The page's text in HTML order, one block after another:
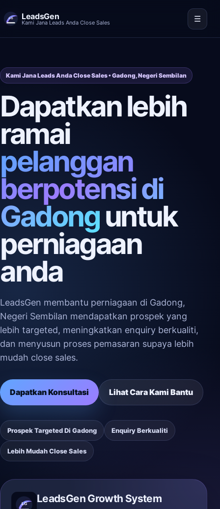
LeadsGen
Kami Jana Leads Anda Close Sales ☰
Kami Jana Leads Anda Close Sales • Gadong, Negeri Sembilan
Dapatkan lebih
ramai
pelanggan
berpotensi di
Gadonguntuk
perniagaan
anda
LeadsGen membantu perniagaan di Gadong,
Negeri Sembilan mendapatkan prospek yang
lebih targeted, meningkatkan enquiry berkualiti,
dan menyusun proses pemasaran supaya lebih
mudah close sales.
Dapatkan Konsultasi Lihat Cara Kami Bantu
Prospek Targeted Di Gadong Enquiry Berkualiti
Lebih Mudah Close Sales
LeadsGen Growth System